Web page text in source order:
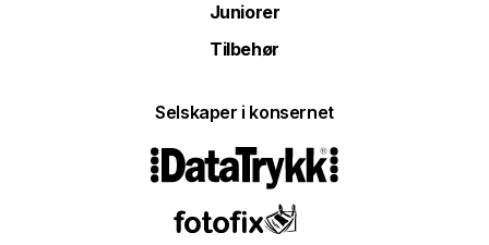
Juniorer
Tilbehør
Selskaper i konsernet